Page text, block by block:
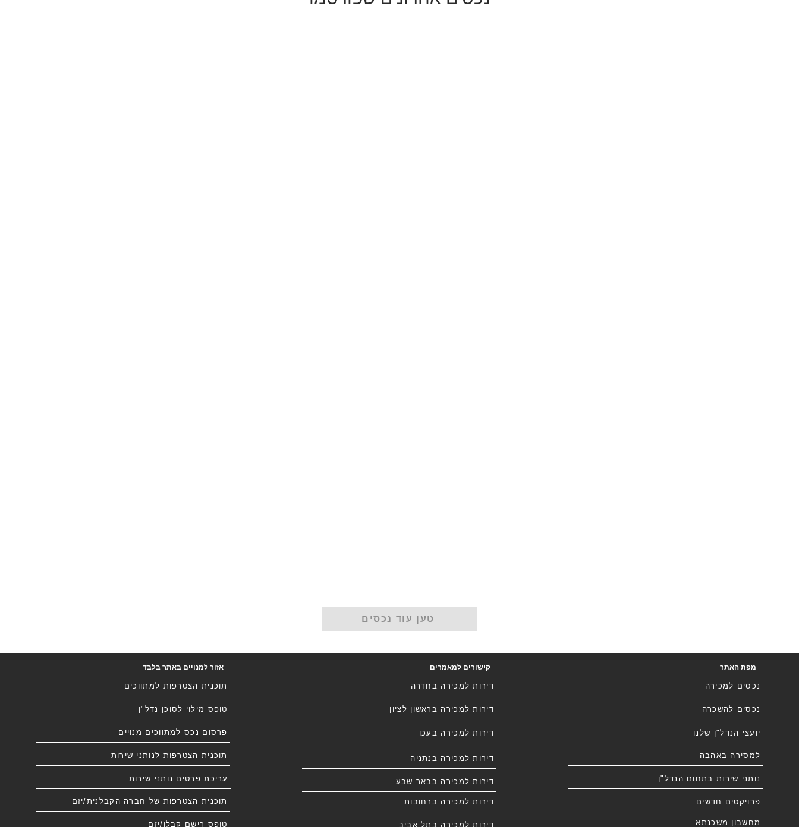
טען עוד נכסים
אזור למנויים באתר בלבד
תוכנית הצטרפות למתווכים
טופס מילוי לסוכן נדל"ן
פרסום נכס למתווכים מנויים
תוכנית הצטרפות לנותני שירות
עריכת פרטים נותני שירות
תוכנית הצטרפות של חברה הקבלנית/יזם
טופס רישם קבלן/יזם
קישורים למאמרים
דירות למכירה בחדרה
דירות למכירה בראשון לציון
דירות למכירה בעכו
דירות למכירה בנתניה
דירות למכירה בבאר שבע
דירות למכירה ברחובות
דירות למכירה בתל אביב
מפת האתר
נכסים למכירה
נכסים להשכרה
יועצי הנדל"ן שלנו
למסירה באהבה
נותני שירות בתחום הנדל"ן
פרויקטים חדשים
מחשבון משכנתא